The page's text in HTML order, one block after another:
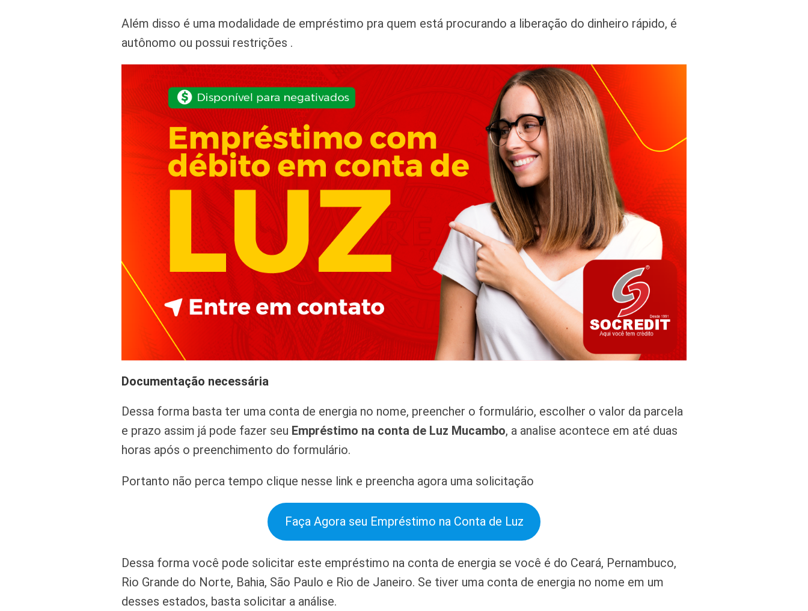
Além disso é uma modalidade de empréstimo pra quem está procurando a liberação do dinheiro rápido, é
autônomo ou possui restrições .
Documentação necessária
Dessa forma basta ter uma conta de energia no nome, preencher o formulário, escolher o valor da parcela
e prazo assim já pode fazer seu Empréstimo na conta de Luz Mucambo, a analise acontece em até duas
horas após o preenchimento do formulário.
Portanto não perca tempo clique nesse link e preencha agora uma solicitação
Faça Agora seu Empréstimo na Conta de Luz
Dessa forma você pode solicitar este empréstimo na conta de energia se você é do Ceará, Pernambuco,
Rio Grande do Norte, Bahia, São Paulo e Rio de Janeiro. Se tiver uma conta de energia no nome em um
desses estados, basta solicitar a análise.